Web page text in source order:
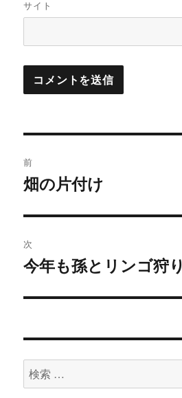
サイト
稿
ビ
ゲ
ー
ン
前
過
の
投
稿:
畑の片付け
次
次
投
今年も孫とリンゴ狩り
検
索